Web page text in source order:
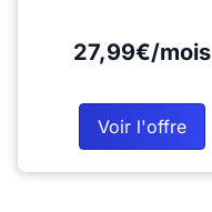
27,99€/mois
Voir l'offre